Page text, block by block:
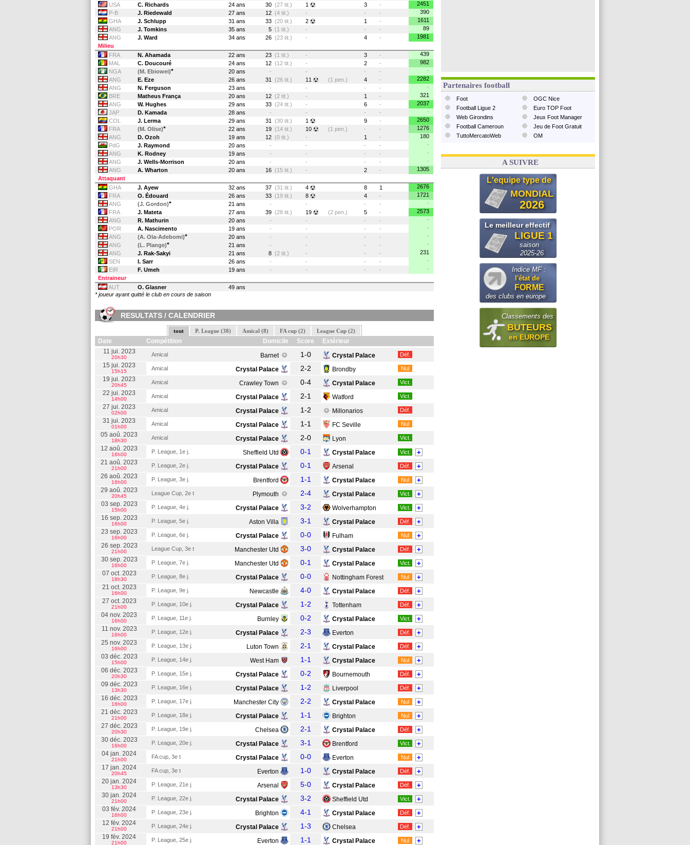
USA
C. Richards 24 ans 30 (27 tit.) 1 3 -
2451
P-B
J. Riedewald 27 ans 12 (4 tit.) - - -
390
GHA
J. Schlupp 31 ans 33 (20 tit.) 2 1 -
1611
ANG
J. Tomkins 35 ans 5 (1 tit.) - - -
89
ANG
J. Ward 34 ans 26 (23 tit.) - 4 -
1981
Milieu
FRA
N. Ahamada 22 ans 23 (1 tit.) - 3 -
439
MAL
C. Doucouré 24 ans 12 (12 tit.) - 2 -
982
NGA
(M. Ebiowei)* 20 ans - - - -
-
ANG
E. Eze 26 ans 31 (26 tit.) 11 (1 pen.) 4 -
2282
ANG
N. Ferguson 23 ans - - - -
-
BRE
Matheus França 20 ans 12 (2 tit.) - 1 -
321
ANG
W. Hughes 29 ans 33 (24 tit.) - 6 -
2037
JAP
D. Kamada 28 ans - - - -
-
COL
J. Lerma 29 ans 31 (30 tit.) 1 9 -
2650
FRA
(M. Olise)* 22 ans 19 (14 tit.) 10 (1 pen.) - -
1276
ANG
D. Ozoh 19 ans 12 (0 tit.) - 1 -
180
PdG
J. Raymond 20 ans - - - -
-
ANG
K. Rodney 19 ans - - - -
-
ANG
J. Wells-Morrison 20 ans - - - -
-
ANG
A. Wharton 20 ans 16 (15 tit.) - 2 -
1305
Attaquant
GHA
J. Ayew 32 ans 37 (31 tit.) 4 8 1
2676
FRA
O. Édouard 26 ans 33 (19 tit.) 8 4 -
1721
ANG
(J. Gordon)* 21 ans - - - -
-
FRA
J. Mateta 27 ans 39 (28 tit.) 19 (2 pen.) 5 -
2573
ANG
R. Mathurin 20 ans - - - -
-
POR
A. Nascimento 19 ans - - - -
-
ANG
(A. Ola-Adebomi)* 20 ans - - - -
-
ANG
(L. Plange)* 21 ans - - - -
-
ANG
J. Rak-Sakyi 21 ans 8 (2 tit.) - - -
231
SEN
I. Sarr 26 ans - - - -
-
EIR
F. Umeh 19 ans - - - -
-
Entraineur
AUT
O. Glasner
49 ans
* joueur ayant quitté le club en cours de saison
RESULTATS / CALENDRIER
tout P. League (38) Amical (8) FA cup (2) League Cup (2)
Date Compétition Domicile Score
Extérieur
11 jui. 2023
20h30 Amical Barnet 1-0 Crystal Palace Déf.
15 jui. 2023
15h15 Amical Crystal Palace 2-2 Brondby Nul
19 jui. 2023
20h45 Amical Crawley Town 0-4 Crystal Palace Vict.
22 jui. 2023
14h00 Amical Crystal Palace 2-1 Watford Vict.
27 jui. 2023
02h00 Amical Crystal Palace 1-2 Millonarios Déf.
31 jui. 2023
01h00 Amical Crystal Palace 1-1 FC Seville Nul
05 aoû. 2023
18h30 Amical Crystal Palace 2-0 Lyon Vict.
12 aoû. 2023
16h00 P. League, 1e j. Sheffield Utd 0-1 Crystal Palace Vict. +
21 aoû. 2023
21h00 P. League, 2e j. Crystal Palace 0-1 Arsenal Déf. +
26 aoû. 2023
16h00 P. League, 3e j. Brentford 1-1 Crystal Palace Nul +
29 aoû. 2023
20h45 League Cup, 2e t Plymouth 2-4 Crystal Palace Vict. +
03 sep. 2023
15h00 P. League, 4e j. Crystal Palace 3-2 Wolverhampton Vict. +
16 sep. 2023
16h00 P. League, 5e j. Aston Villa 3-1 Crystal Palace Déf. +
23 sep. 2023
16h00 P. League, 6e j. Crystal Palace 0-0 Fulham Nul +
26 sep. 2023
21h00 League Cup, 3e t Manchester Utd 3-0 Crystal Palace Déf. +
30 sep. 2023
16h00 P. League, 7e j. Manchester Utd 0-1 Crystal Palace Vict. +
07 oct. 2023
18h30 P. League, 8e j. Crystal Palace 0-0 Nottingham Forest Nul +
21 oct. 2023
16h00 P. League, 9e j. Newcastle 4-0 Crystal Palace Déf. +
27 oct. 2023
21h00 P. League, 10e j. Crystal Palace 1-2 Tottenham Déf. +
04 nov. 2023
16h00 P. League, 11e j. Burnley 0-2 Crystal Palace Vict. +
11 nov. 2023
16h00 P. League, 12e j. Crystal Palace 2-3 Everton Déf. +
25 nov. 2023
16h00 P. League, 13e j. Luton Town 2-1 Crystal Palace Déf. +
03 déc. 2023
15h00 P. League, 14e j. West Ham 1-1 Crystal Palace Nul +
06 déc. 2023
20h30 P. League, 15e j. Crystal Palace 0-2 Bournemouth Déf. +
09 déc. 2023
13h30 P. League, 16e j. Crystal Palace 1-2 Liverpool Déf. +
16 déc. 2023
16h00 P. League, 17e j. Manchester City 2-2 Crystal Palace Nul +
21 déc. 2023
21h00 P. League, 18e j. Crystal Palace 1-1 Brighton Nul +
27 déc. 2023
20h30 P. League, 19e j. Chelsea 2-1 Crystal Palace Déf. +
30 déc. 2023
16h00 P. League, 20e j. Crystal Palace 3-1 Brentford Vict. +
04 jan. 2024
21h00 FA cup, 3e t Crystal Palace 0-0 Everton Nul +
17 jan. 2024
20h45 FA cup, 3e t Everton 1-0 Crystal Palace Déf. +
20 jan. 2024
13h30 P. League, 21e j. Arsenal 5-0 Crystal Palace Déf. +
30 jan. 2024
21h00 P. League, 22e j. Crystal Palace 3-2 Sheffield Utd Vict. +
03 fév. 2024
16h00 P. League, 23e j. Brighton 4-1 Crystal Palace Déf. +
12 fév. 2024
21h00 P. League, 24e j. Crystal Palace 1-3 Chelsea Déf. +
19 fév. 2024
21h00 P. League, 25e j. Everton 1-1 Crystal Palace Nul +
Partenaires football
Foot
Football Ligue 2
Web Girondins
Football Cameroun
TuttoMercatoWeb
OGC Nice
Euro TOP Foot
Jeux Foot Manager
Jeu de Foot Gratuit
OM
A SUIVRE
L'equipe type de
MONDIAL
2026
Le meilleur effectif
LIGUE 1
saison
2025-26
Indice MF :
l'état de
FORME
des clubs en europe
Classements des
BUTEURS
en EUROPE